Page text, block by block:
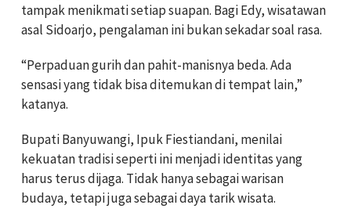
tampak menikmati setiap suapan. Bagi Edy, wisatawan
asal Sidoarjo, pengalaman ini bukan sekadar soal rasa.
“Perpaduan gurih dan pahit-manisnya beda. Ada
sensasi yang tidak bisa ditemukan di tempat lain,”
katanya.
Bupati Banyuwangi, Ipuk Fiestiandani, menilai
kekuatan tradisi seperti ini menjadi identitas yang
harus terus dijaga. Tidak hanya sebagai warisan
budaya, tetapi juga sebagai daya tarik wisata.